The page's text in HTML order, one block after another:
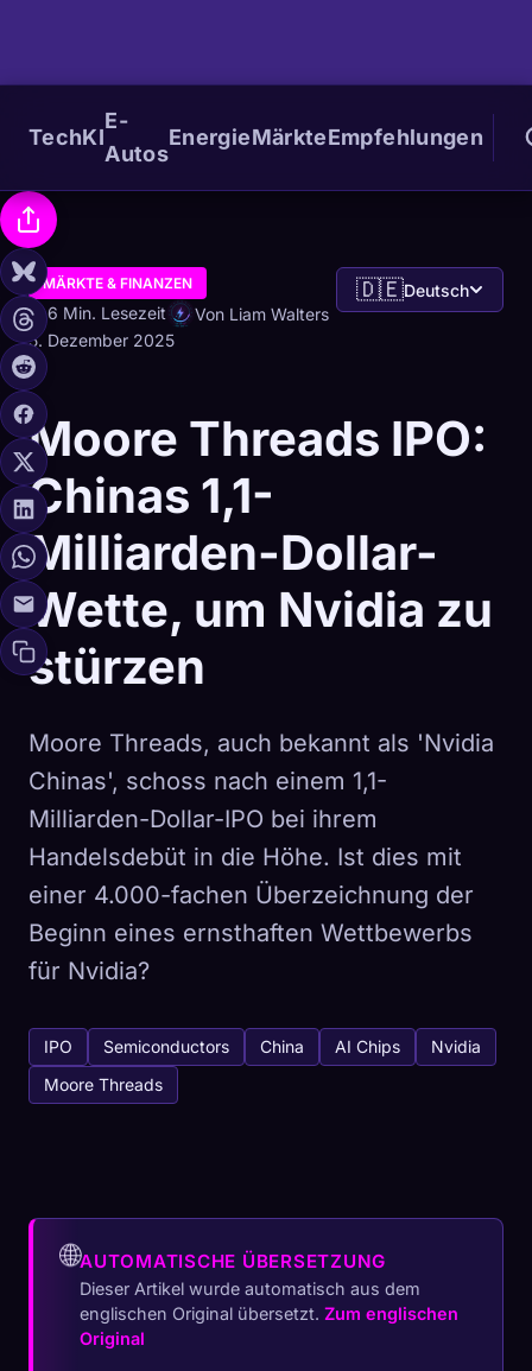
TechKI
E-
Autos
EnergieMärkteEmpfehlungen
MÄRKTE & FINANZEN
6 Min. Lesezeit
Von Liam Walters
5. Dezember 2025
🇩🇪Deutsch
Moore Threads IPO:
Chinas 1,1-
Milliarden-Dollar-
Wette, um Nvidia zu
stürzen
Moore Threads, auch bekannt als 'Nvidia
Chinas', schoss nach einem 1,1-
Milliarden-Dollar-IPO bei ihrem
Handelsdebüt in die Höhe. Ist dies mit
einer 4.000-fachen Überzeichnung der
Beginn eines ernsthaften Wettbewerbs
für Nvidia?
IPO Semiconductors China AI Chips
Nvidia
Moore Threads
🌐AUTOMATISCHE ÜBERSETZUNG
Dieser Artikel wurde automatisch aus dem
englischen Original übersetzt. Zum englischen
Original